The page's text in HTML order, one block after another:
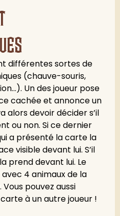
différentes sortes de
(chauve-souris,
Un des joueur pose
cachée et annonce un
alors devoir décider s’il
ou non. Si ce dernier
a présenté la carte la
visible devant lui. S’il
prend devant lui. Le
4 animaux de la
pouvez aussi
à un autre joueur !